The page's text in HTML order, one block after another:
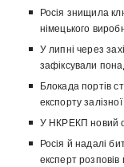
Росія знищила
німецького
У липні через
зафіксували
Блокада портів
експорту
У НКРЕКП новий
Росія й надалі
експерт